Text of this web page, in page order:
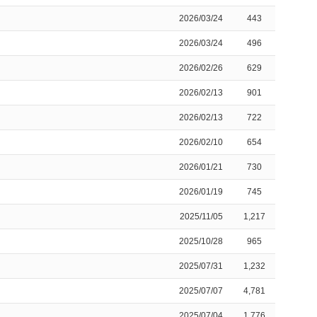
2026/03/24 443
2026/03/24 496
2026/02/26 629
2026/02/13 901
2026/02/13 722
2026/02/10 654
2026/01/21 730
2026/01/19 745
2025/11/05 1,217
2025/10/28 965
2025/07/31 1,232
2025/07/07 4,781